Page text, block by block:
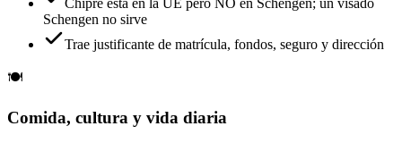
Schengen no sirve
Trae justificante de matrícula, fondos, seguro y dirección
🍽️
Comida, cultura y vida diaria